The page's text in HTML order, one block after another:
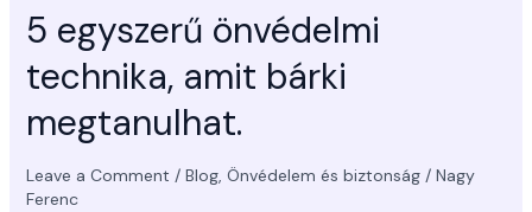
5 egyszerű önvédelmi
technika, amit bárki
megtanulhat.
Leave a Comment / Blog, Önvédelem és biztonság/ Nagy
Ferenc